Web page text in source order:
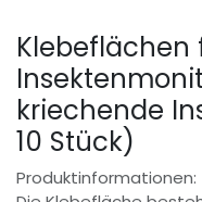
Klebeflächen
kriechende
10 Stück)
Produktinformationen: